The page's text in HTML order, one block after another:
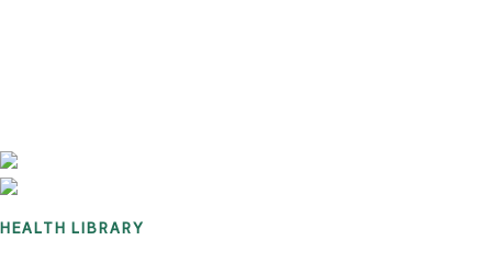
HEALTH LIBRARY